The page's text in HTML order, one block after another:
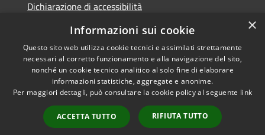
Dichiarazione di accessibilità
Feedback accessibilità
Accessibilità
Copyright © 2026 • Città di
Lamezia Terme • Powered by
Municipium•
Accesso
redazione
×
Informazioni sui cookie
Questo sito web utilizza cookie tecnici e assimilati strettamente
necessari al corretto funzionamento e alla navigazione del sito,
nonché un cookie tecnico analitico al solo fine di elaborare
informazioni statistiche, aggregate e anonime.
Per maggiori dettagli, può consultare la cookie policy al seguente link
ACCETTA TUTTO RIFIUTA TUTTO